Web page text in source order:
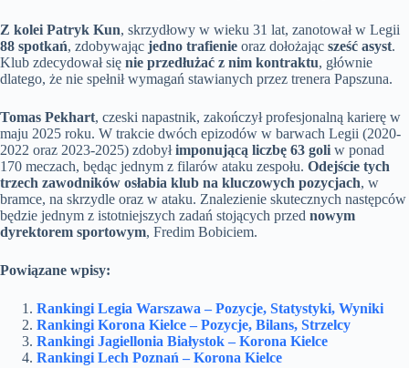
Z kolei Patryk Kun, skrzydłowy w wieku 31 lat, zanotował w Legii
88 spotkań, zdobywając jedno trafienie oraz dołożając sześć asyst.
Klub zdecydował się nie przedłużać z nim kontraktu, głównie
dlatego, że nie spełnił wymagań stawianych przez trenera Papszuna.
Tomas Pekhart, czeski napastnik, zakończył profesjonalną karierę w
maju 2025 roku. W trakcie dwóch epizodów w barwach Legii (2020-
2022 oraz 2023-2025) zdobyłimponującą liczbę 63 goli w ponad
170 meczach, będąc jednym z filarów ataku zespołu. Odejście tych
trzech zawodników osłabia klub na kluczowych pozycjach, w
bramce, na skrzydle oraz w ataku. Znalezienie skutecznych następców
będzie jednym z istotniejszych zadań stojących przed nowym
dyrektorem sportowym, Fredim Bobiciem.
Powiązane wpisy:
Rankingi Legia Warszawa – Pozycje, Statystyki, Wyniki
Rankingi Korona Kielce – Pozycje, Bilans, Strzelcy
Rankingi Jagiellonia Białystok – Korona Kielce
Rankingi Lech Poznań – Korona Kielce